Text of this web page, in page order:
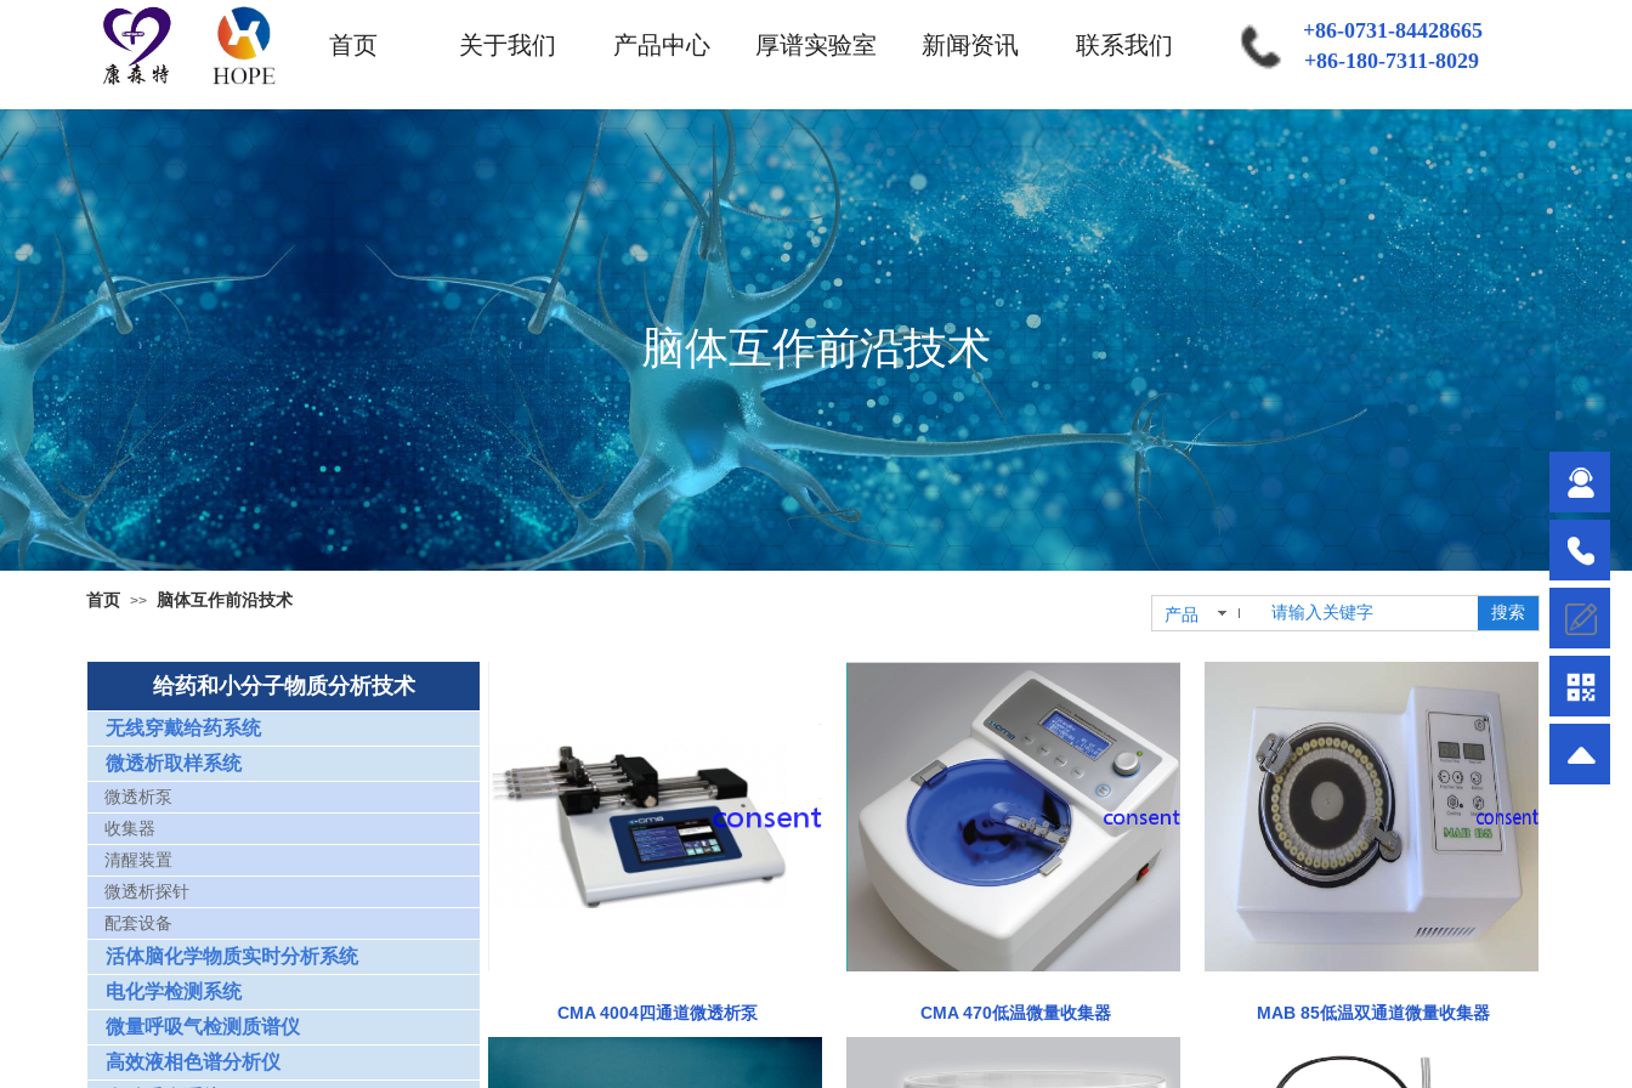
+86-0731-84428665
首页 关于我们 产品中心 厚谱实验室 新闻资讯 联系我们
+86-180-7311-8029
脑体互作前沿技术
首页 >> 脑体互作前沿技术
产品 搜索
CMA 4004四通道微透析泵 CMA 470低温微量收集器 MAB 85低温双通道微量收集器
给药和小分子物质分析技术
无线穿戴给药系统
微透析取样系统
微透析泵
收集器
清醒装置
微透析探针
配套设备
活体脑化学物质实时分析系统
电化学检测系统
微量呼吸气检测质谱仪
高效液相色谱分析仪